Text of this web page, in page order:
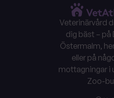
Veterinärvård
dig bäst – på
Östermalm,
eller på
mottagningar i
Zoo-